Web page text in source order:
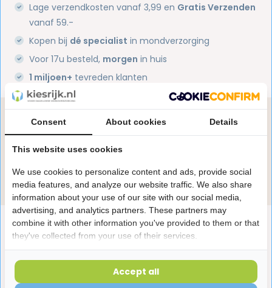
Lage verzendkosten vanaf 3,99 en Gratis Verzenden
vanaf 59.-
Kopen bij dé specialist in mondverzorging
Voor 17u besteld, morgen in huis
1 miljoen+ tevreden klanten
Productomschrijving
Reviews
Heb je een vraag over dit product?
Onze specialisten helpen je graag! Spreek ons aan
in de chat of stuur een e-mail.
Stuur e-mail
Consent About cookies Details
This website uses cookies
We use cookies to personalize content and ads, provide social
media features, and analyze our website traffic. We also share
information about your use of our site with our social media,
advertising, and analytics partners. These partners may
combine it with other information you've provided to them or that
they've collected from your use of their services.
Accept all